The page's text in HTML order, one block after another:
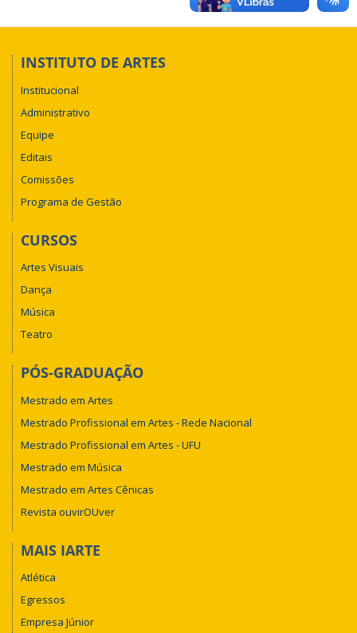
INSTITUTO DE ARTES
Institucional
Administrativo
Equipe
Editais
Comissões
Programa de Gestão
CURSOS
Artes Visuais
Dança
Música
Teatro
PÓS-GRADUAÇÃO
Mestrado em Artes
Mestrado Profissional em Artes - Rede Nacional
Mestrado Profissional em Artes - UFU
Mestrado em Música
Mestrado em Artes Cênicas
Revista ouvirOUver
MAIS IARTE
Atlética
Egressos
Empresa Júnior